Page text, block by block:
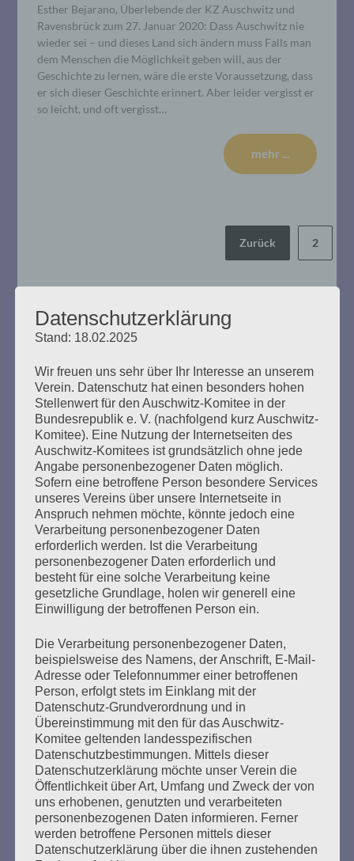
Esther Bejarano, Überlebende der KZ Auschwitz und
Ravensbrück zum 27. Januar 2020: Dass Auschwitz nie
wieder sei – und dieses Land sich ändern muss Falls man
dem Menschen die Möglichkeit geben will, aus der
Geschichte zu lernen, wäre die erste Voraussetzung, dass
er sich dieser Geschichte erinnert. Aber leider vergisst er
so leicht, und oft vergisst…
mehr ...
Beiträge
Zurück 2
Bitte, bitte schweigt nicht
wenn ihr Unrecht seht.
Esther Bejarano
SUCHEN
NACH:
MARATHONLESUNG AUS DEN
VERBRANNTEN BÜCHERN
Donnerstag, 21. Mai 2026, 11 – 18 Uhr
Datenschutzerklärung
Stand: 18.02.2025
Wir freuen uns sehr über Ihr Interesse an unserem
Verein. Datenschutz hat einen besonders hohen
Stellenwert für den Auschwitz-Komitee in der
Bundesrepublik e. V. (nachfolgend kurz Auschwitz-
Komitee). Eine Nutzung der Internetseiten des
Auschwitz-Komitees ist grundsätzlich ohne jede
Angabe personenbezogener Daten möglich.
Sofern eine betroffene Person besondere Services
unseres Vereins über unsere Internetseite in
Anspruch nehmen möchte, könnte jedoch eine
Verarbeitung personenbezogener Daten
erforderlich werden. Ist die Verarbeitung
personenbezogener Daten erforderlich und
besteht für eine solche Verarbeitung keine
gesetzliche Grundlage, holen wir generell eine
Einwilligung der betroffenen Person ein.
Die Verarbeitung personenbezogener Daten,
beispielsweise des Namens, der Anschrift, E-Mail-
Adresse oder Telefonnummer einer betroffenen
Person, erfolgt stets im Einklang mit der
Datenschutz-Grundverordnung und in
Übereinstimmung mit den für das Auschwitz-
Komitee geltenden landesspezifischen
Datenschutzbestimmungen. Mittels dieser
Datenschutzerklärung möchte unser Verein die
Öffentlichkeit über Art, Umfang und Zweck der von
uns erhobenen, genutzten und verarbeiteten
personenbezogenen Daten informieren. Ferner
werden betroffene Personen mittels dieser
Datenschutzerklärung über die ihnen zustehenden